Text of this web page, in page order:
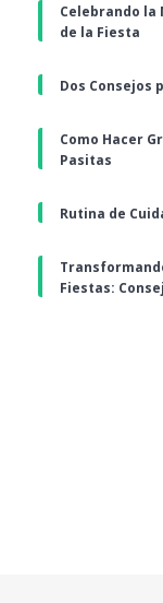
Celebrando la
de la Fiesta
Dos Consejos
Como Hacer
Pasitas
Rutina de
Fiestas: